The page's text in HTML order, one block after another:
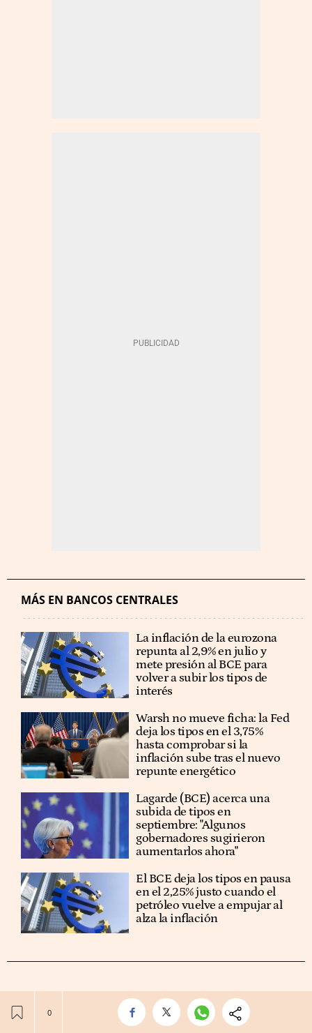
MÁS EN BANCOS CENTRALES
La inflación de la eurozona
repunta al 2,9% en julio y
mete presión al BCE para
volver a subir los tipos de
interés
Warsh no mueve ficha: la Fed
deja los tipos en el 3,75%
hasta comprobar si la
inflación sube tras el nuevo
repunte energético
Lagarde (BCE) acerca una
subida de tipos en
septiembre: "Algunos
gobernadores sugirieron
aumentarlos ahora"
El BCE deja los tipos en pausa
en el 2,25% justo cuando el
petróleo vuelve a empujar al
alza la inflación
Operar con instrumentos financieros o criptomonedas
conlleva altos riesgos, incluyendo la pérdida de parte o la